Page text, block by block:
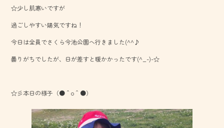
e
b
o
ok
☆少し肌寒いですが
過ごしやすい陽気ですね！
今日は全員でさくら今池公園へ行きました(^^♪
曇りがちでしたが、日が差すと暖かかったです(^_-)-☆
☆彡本日の様子（●＾o＾●）